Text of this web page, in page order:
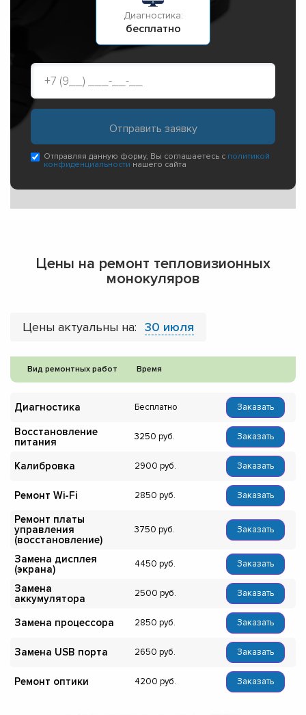
Диагностика:
бесплатно
Отправляя данную форму, Вы соглашаетесь с политикой
конфиденциальности нашего сайта
Цены на ремонт тепловизионных
монокуляров
Цены актуальны на: 30 июля
Вид ремонтных работ Время
Диагностика Бесплатно Заказать
Восстановление
питания
3250 Заказать
Калибровка 2900 Заказать
Ремонт Wi-Fi 2850 Заказать
Ремонт платы
управления
(восстановление)
3750 Заказать
Замена дисплея
(экрана)
4450 Заказать
Замена
аккумулятора
2500 Заказать
Замена процессора 2850 Заказать
Замена USB порта 2650 Заказать
Ремонт оптики 4200 Заказать